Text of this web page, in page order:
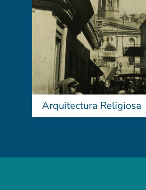
Arquitectura Religiosa